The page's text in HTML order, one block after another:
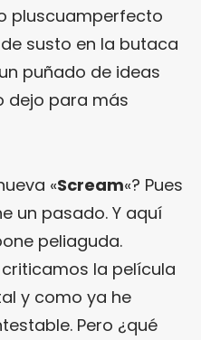
pluscuamperfecto
susto en la butaca
puñado de ideas
dejo para más
«Scream«? Pues
un pasado. Y aquí
peliaguda.
la película
y como ya he
Pero ¿qué